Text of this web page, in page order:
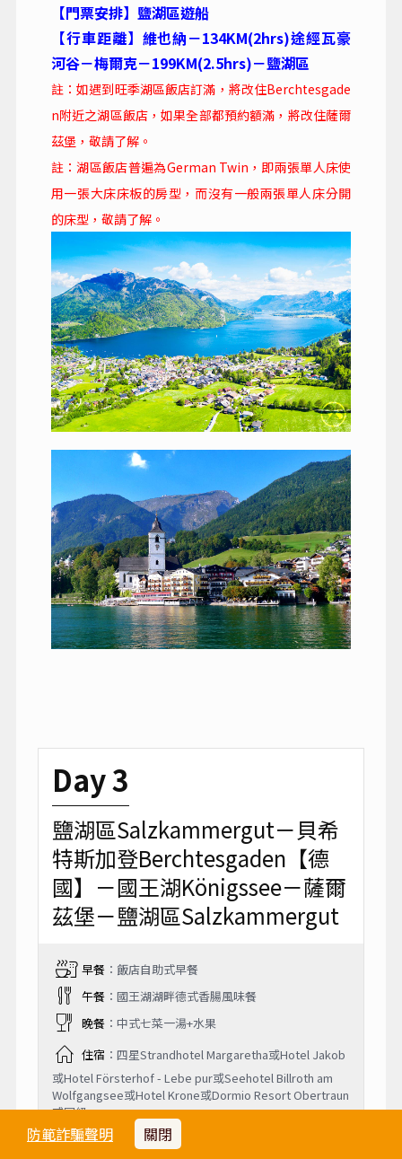
防範詐騙聲明 關閉
【門票安排】鹽湖區遊船
【行車距離】維也納－134KM(2hrs)途經瓦豪
河谷－梅爾克－199KM(2.5hrs)－鹽湖區
註：如遇到旺季湖區飯店訂滿，將改住Berchtesgade
n附近之湖區飯店，如果全部都預約額滿，將改住薩爾
茲堡，敬請了解。
註：湖區飯店普遍為German Twin，即兩張單人床使
用一張大床床板的房型，而沒有一般兩張單人床分開
的床型，敬請了解。
Day 3
鹽湖區Salzkammergut－貝希
特斯加登Berchtesgaden【德
國】－國王湖Königssee－薩爾
茲堡－鹽湖區Salzkammergut
早餐：飯店自助式早餐
午餐：國王湖湖畔德式香腸風味餐
晚餐：中式七菜一湯+水果
住宿 ：四星Strandhotel Margaretha或Hotel Jakob
或Hotel Försterhof - Lebe pur或Seehotel Billroth am
Wolfgangsee或Hotel Krone或Dormio Resort Obertraun
或同級